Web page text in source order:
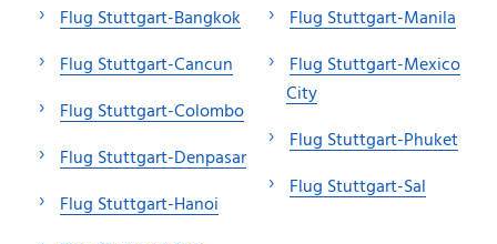
Flug Stuttgart-Bangkok
Flug Stuttgart-Cancun
Flug Stuttgart-Colombo
Flug Stuttgart-Denpasar
Flug Stuttgart-Hanoi
Flug Stuttgart-Manila
Flug Stuttgart-Mexico
City
Flug Stuttgart-Phuket
Flug Stuttgart-Sal